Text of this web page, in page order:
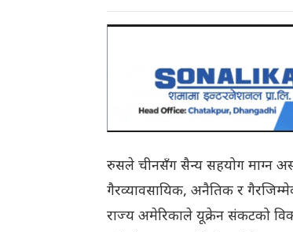
रुसले चीनसँग सैन्य सहयोग माग्न
गैरव्यावसायिक, अनैतिक र
राज्य अमेरिकाले यूक्रेन संकटको